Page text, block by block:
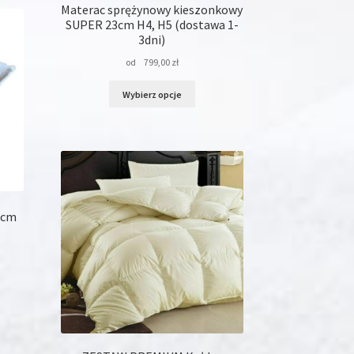
Materac sprężynowy kieszonkowy
SUPER 23cm H4, H5 (dostawa 1-
3dni)
od 799,00 zł
Wybierz opcje
Opcje
można
wybrać
stronie
produktu